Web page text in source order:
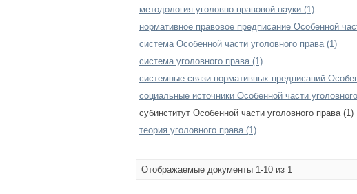
методология уголовно-правовой науки (1)
нормативное правовое предписание Особенной
система Особенной части уголовного права (1)
система уголовного права (1)
системные связи нормативных предписаний
социальные источники Особенной части
субинститут Особенной части уголовного права (1)
теория уголовного права (1)
Отображаемые документы 1-10 из 1